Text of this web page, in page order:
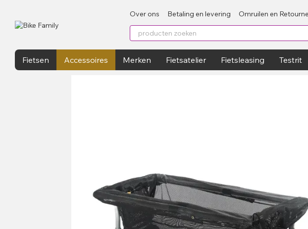
Over ons Betaling en levering Omruilen en
Fietsen Accessoires Merken Fietsatelier Fietsleasing Testrit